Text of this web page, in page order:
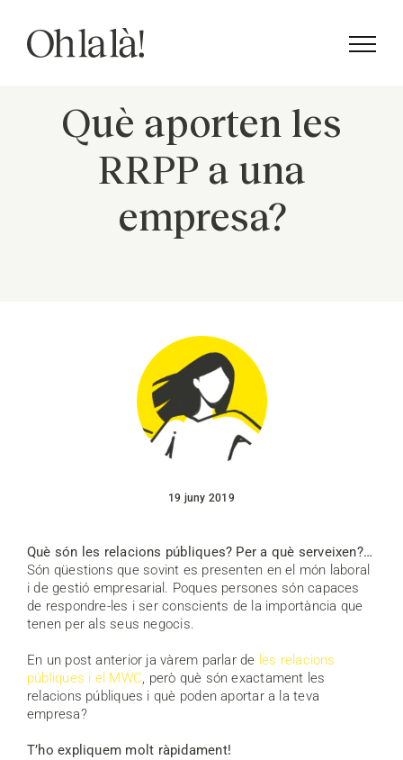
content
Què aporten les
RRPP a una
empresa?
19 juny 2019
Què són les relacions públiques? Per a què serveixen?…
Són qüestions que sovint es presenten en el món laboral
i de gestió empresarial. Poques persones són capaces
de respondre-les i ser conscients de la importància que
tenen per als seus negocis.
En un post anterior ja vàrem parlar de les relacions
públiques i el MWC, però què són exactament les
relacions públiques i què poden aportar a la teva
empresa?
T’ho expliquem molt ràpidament!